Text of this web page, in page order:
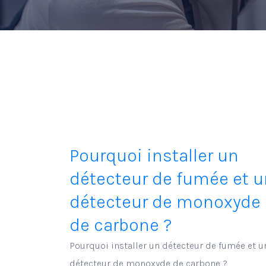
Pourquoi installer un
détecteur de fumée et
détecteur de monoxyde
de carbone ?
Pourquoi installer un détecteur de fumée et
détecteur de monoxyde de carbone ?